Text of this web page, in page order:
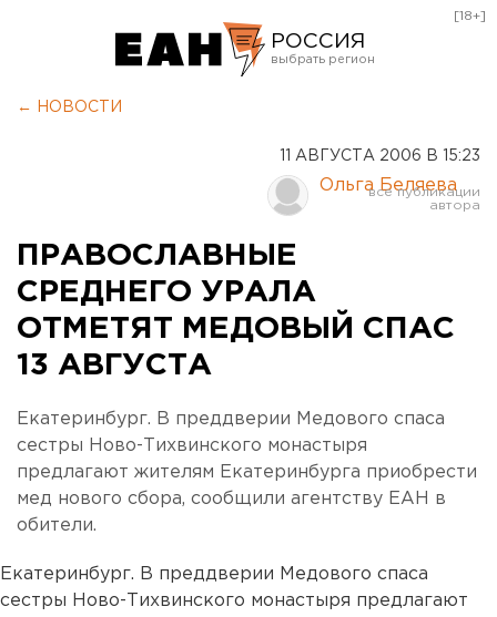
РОССИЯ
Курган
Оренбург
[18+]
← НОВОСТИ
11 АВГУСТА 2006 В 15:23
Ольга Беляева
ПРАВОСЛАВНЫЕ
СРЕДНЕГО УРАЛА
ОТМЕТЯТ МЕДОВЫЙ СПАС
13 АВГУСТА
Екатеринбург. В преддверии Медового спаса
сестры Ново-Тихвинского монастыря
предлагают жителям Екатеринбурга приобрести
мед нового сбора, сообщили агентству ЕАН в
обители.
Екатеринбург. В преддверии Медового спаса
сестры Ново-Тихвинского монастыря предлагают